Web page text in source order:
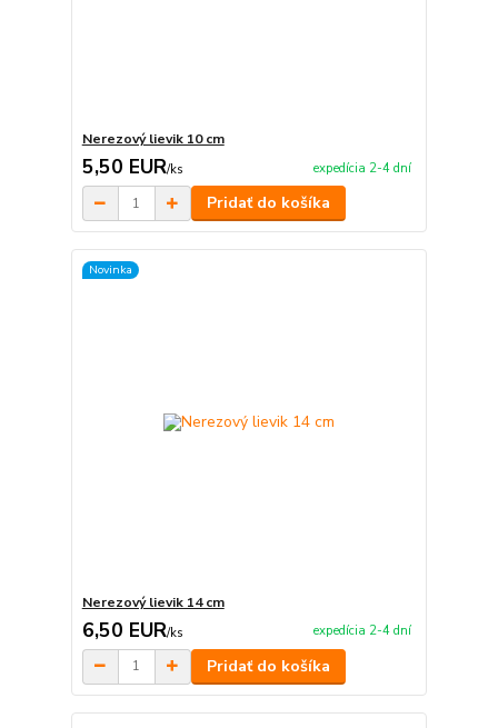
Nerezový lievik 10 cm
5,50 EUR/ks expedícia 2-4 dní
Pridať do košíka
Novinka
Nerezový lievik 14 cm
6,50 EUR/ks expedícia 2-4 dní
Pridať do košíka